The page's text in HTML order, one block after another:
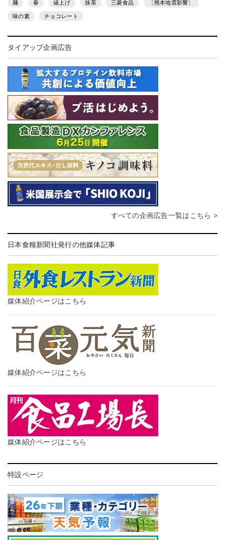
麺 春 値上げ 抹茶 三菱食品 〔熊本地震影響〕
味の素 チョコレート
タイアップ企画広告
すべての企画広告一覧はこちら >
日本食糧新聞社発行の他媒体記事
媒体紹介ページはこちら
媒体紹介ページはこちら
媒体紹介ページはこちら
特設ページ